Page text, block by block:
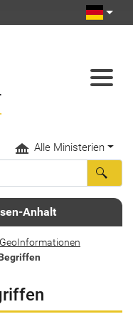
Alle Ministerien
Anhalt